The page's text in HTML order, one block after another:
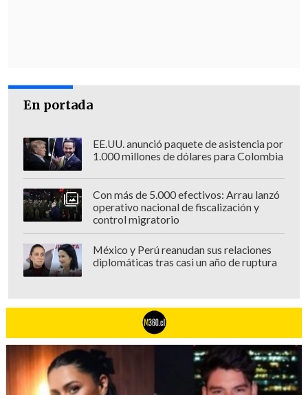
En portada
EE.UU. anunció paquete de asistencia por
1.000 millones de dólares para Colombia
Con más de 5.000 efectivos: Arrau lanzó
operativo nacional de fiscalización y
control migratorio
México y Perú reanudan sus relaciones
diplomáticas tras casi un año de ruptura